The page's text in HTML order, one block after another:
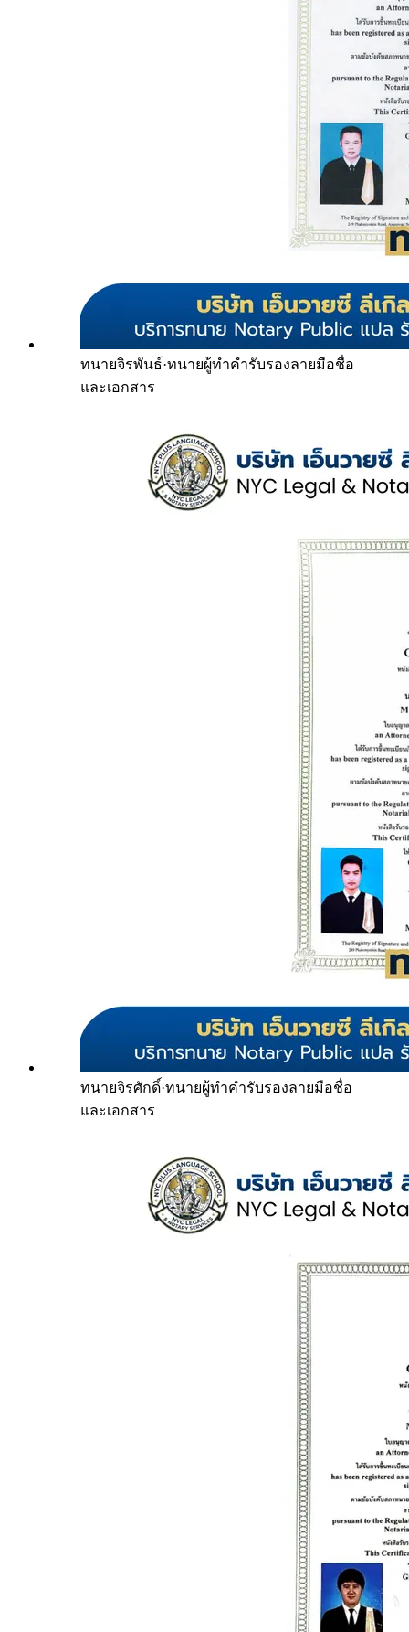
ทนายจิรพันธ์·ทนายผู้ทำคำรับรองลายมือชื่อ
และเอกสาร
ทนายจิรศักดิ์·ทนายผู้ทำคำรับรองลายมือชื่อ
และเอกสาร